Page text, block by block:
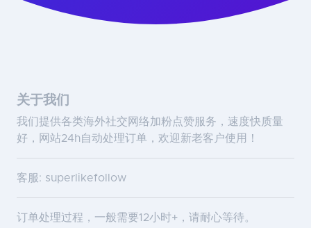
关于我们
我们提供各类海外社交网络加粉点赞服务，速度快质量
好，网站24h自动处理订单，欢迎新老客户使用！
客服: superlikefollow
订单处理过程，一般需要12小时+，请耐心等待。